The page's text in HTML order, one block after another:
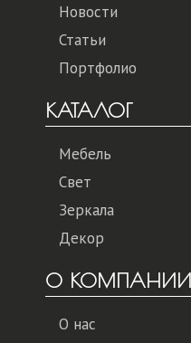
Новости
Статьи
Портфолио
КАТАЛОГ
Мебель
Свет
Зеркала
Декор
О КОМПАНИИ
О нас